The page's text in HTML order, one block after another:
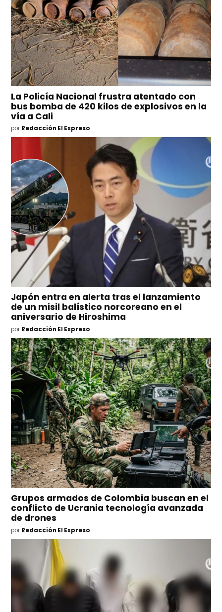
La Policía Nacional frustra atentado con
bus bomba de 420 kilos de explosivos en la
vía a Cali
por Redacción El Expreso
Japón entra en alerta tras el lanzamiento
de un misil balístico norcoreano en el
aniversario de Hiroshima
por Redacción El Expreso
Grupos armados de Colombia buscan en el
conflicto de Ucrania tecnología avanzada
de drones
por Redacción El Expreso